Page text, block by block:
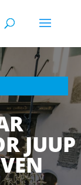
JUUP